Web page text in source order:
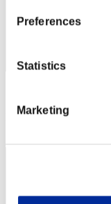
Preferences
Statistics
Marketing
RANK